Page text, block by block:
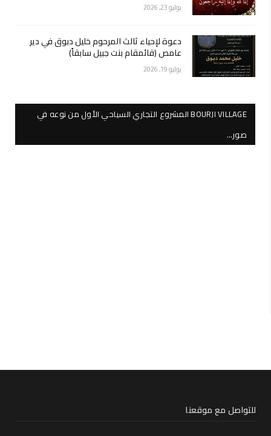
يوليو 23, 2026
دعوة لإحياء ثالث المرحوم خليل دبوق في دير
عامص (قائمقام بنت جبيل سابقاً)
يوليو 19, 2026
BOURJI VILLAGE المشروع التجاري السياحي الأول من نوعه في
صور…
للتواصل مع موقعنا